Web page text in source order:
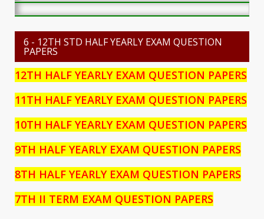
6 - 12TH STD HALF YEARLY EXAM QUESTION
PAPERS
12TH HALF YEARLY EXAM QUESTION PAPERS
11TH HALF YEARLY EXAM QUESTION PAPERS
10TH HALF YEARLY EXAM QUESTION PAPERS
9TH HALF YEARLY EXAM QUESTION PAPERS
8TH HALF YEARLY EXAM QUESTION PAPERS
7TH II TERM EXAM QUESTION PAPERS